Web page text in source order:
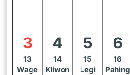
3
13
Wage
4
14
Kliwon
5
15
Legi
6
16
Pahing